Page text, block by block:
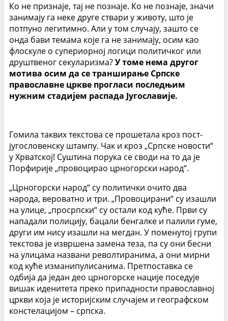
Ко не признаје, тај не познаје. Ко не познаје, значи
занимају га неке друге ствари у животу, што је
потпуно легитимно. Али у том случају, зашто се
онда бави темама које га не занимају, осим као
флоскуле о супериорној логици политичког или
друштвеног секуларизма?У томе нема другог
мотива осим да се транширање Српске
православне цркве прогласи последњим
нужним стадијем распада Југославије.
Гомила таквих текстова се прошетала кроз пост-
југословенску штампу. Чак и кроз „Српске новости“
у Хрватској! Суштина порука се своди на то да је
Порфирије „провоцирао црногорски народ“.
„Црногорски народ“ су политички очито два
народа, вероватно и три. „Провоцирани“ су изашли
на улице, „просрпски“ су остали код куће. Први су
нападали полицију, бацали бенгалке и палили гуме,
други им нису изашли на мегдан. У поменутој групи
текстова је извршена замена теза, па су они бесни
на улицама названи револтиранима, а они мирни
код куће изманипулисанима. Претпоставка се
одбија да један део црногорске нације поседује
вишак иденитета преко припадности православној
цркви која је историјским случајем и географском
констелацијом – српска.